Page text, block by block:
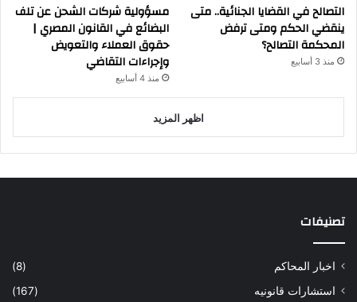
التصالح في القضايا الجنائية.. متى
ينقضي الحكم ومتى ترفض
المحكمة التصالح؟
منذ 3 أسابيع
مسؤولية شركات الشحن عن تلف
البضائع في القانون المصري |
حقوق العملاء والتعويض
وإجراءات التقاضي
منذ 4 أسابيع
اظهر المزيد
تصنيفات
اخبار المحاكم
(8)
استشارات قانونيه
(167)